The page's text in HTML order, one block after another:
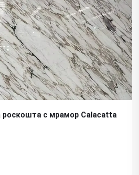
роскошта с мрамор Calacatta